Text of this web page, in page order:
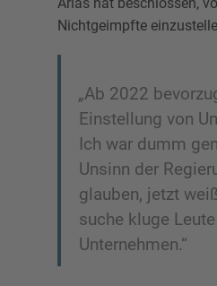
Nichtgeimpfte
„Ab 2022
Einstellung von
Ich war dumm
Unsinn der
glauben, jetzt
suche kluge
Unternehmen.“